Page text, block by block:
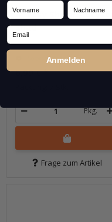
4" Easy Shiner - Crystal
Shad
Sofort verfügbar
6,99 €*
Pkg.
Frage zum Artikel
Vorname Nachname
Email
Anmelden